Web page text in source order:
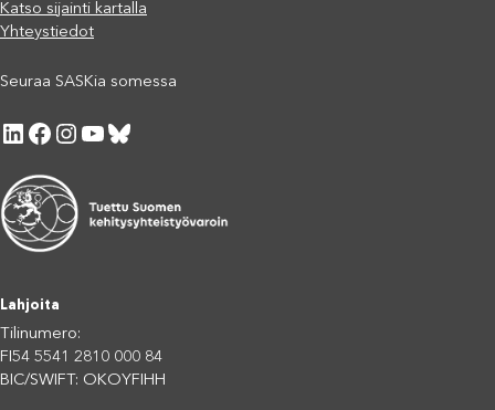
Katso sijainti kartalla
Yhteystiedot
Seuraa SASKia somessa
LinkedIn Facebook Instagram YouTube Bluesky
Lahjoita
Tilinumero:
FI54 5541 2810 000 84
BIC/SWIFT: OKOYFIHH